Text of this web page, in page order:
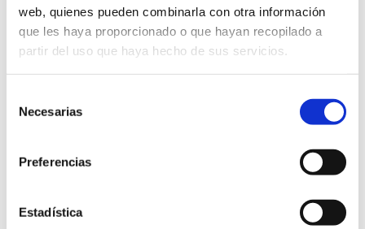
web, quienes pueden combinarla con otra información
que les haya proporcionado o que hayan recopilado a
partir del uso que haya hecho de sus servicios.
Necesarias
Preferencias
Estadística